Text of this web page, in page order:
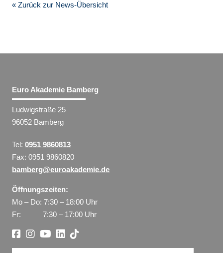
« Zurück zur News-Übersicht
Euro Akademie Bamberg
Ludwigstraße 25
96052 Bamberg
Tel:0951 9860813
Fax: 0951 9860820
bamberg@euroakademie.de
Öffnungszeiten:
Mo – Do: 7:30 – 18:00 Uhr
Fr: 7:30 – 17:00 Uhr